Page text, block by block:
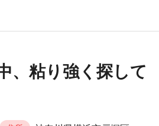
、粘り強く探して